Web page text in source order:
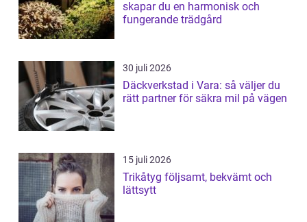
skapar du en harmonisk och
fungerande trädgård
30 juli 2026
Däckverkstad i Vara: så väljer du
rätt partner för säkra mil på vägen
15 juli 2026
Trikåtyg följsamt, bekvämt och
lättsytt